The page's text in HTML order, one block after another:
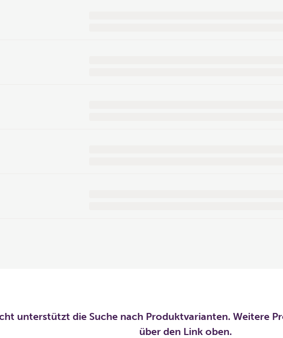
unterstützt die Suche nach Produktvarianten. Weitere
über den Link oben.